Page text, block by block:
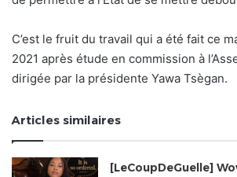
C’est le fruit du travail qui a été fait ce
2021 après étude en commission à
dirigée par la présidente Yawa Tsègan.
Articles similaires
[LeCoupDeGuelle]